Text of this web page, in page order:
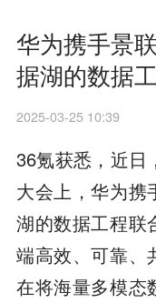
华为携手景
据湖的数据
2025-03-25 10:39
36氪获悉，近日
大会上，华为携
湖的数据工程联
端高效、可靠、
在将海量多模态